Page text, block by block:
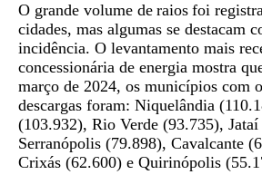
O grande volume de raios foi
cidades, mas algumas se destacam
incidência. O levantamento mais
concessionária de energia mostra
março de 2024, os municípios com
descargas foram: Niquelândia
(103.932), Rio Verde (93.735),
Serranópolis (79.898), Cavalcante
Crixás (62.600) e Quirinópolis